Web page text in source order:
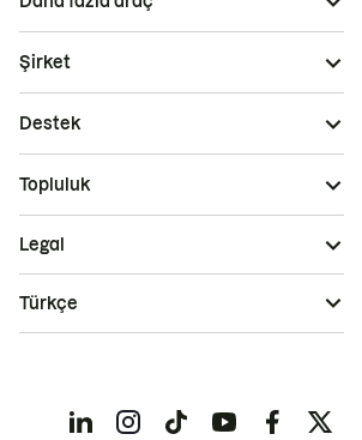
Şirket
Destek
Topluluk
Legal
Türkçe